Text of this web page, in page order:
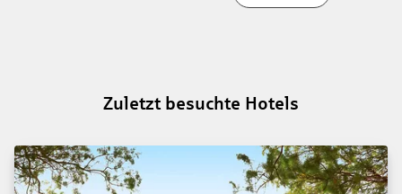
Zuletzt besuchte Hotels